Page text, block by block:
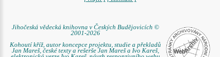
Jihočeská vědecká knihovna v Českých Budějovicích ©
2001-2026
Kohoutí kříž, autor koncepce projektu, studie a překladů
Jan Mareš, české texty a rešerše Jan Mareš a Ivo Kareš,